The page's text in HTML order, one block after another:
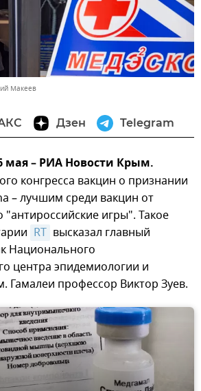
Макеев
Дзен Telegram
– РИА Новости Крым.
конгресса вакцин о признании
– лучшим среди вакцин от
"антироссийские игры". Такое
RT высказал главный
Национального
центра эпидемиологии и
Гамалеи профессор Виктор Зуев.